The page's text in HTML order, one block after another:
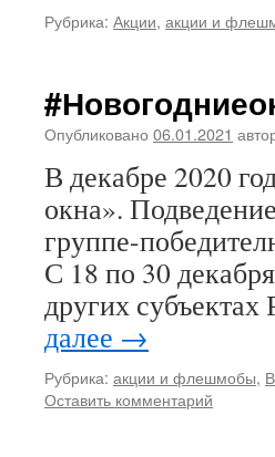
Рубрика: Акции, акции и
Опубликовано 06.01.2021
В декабре 2020
окна».
группе-
С 18 по 30
других
далее →
Рубрика: акции и флешмобы,
Оставить комментарий